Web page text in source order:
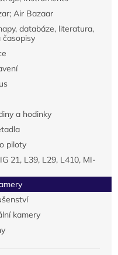
Air Bazaar
databáze, literatura,
časopisy
a hodinky
piloty
21, L39, L29, L410, MI-
kamery